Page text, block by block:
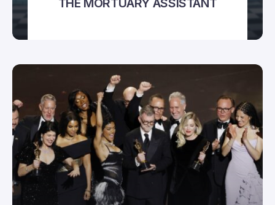
THE MORTUARY ASSISTANT